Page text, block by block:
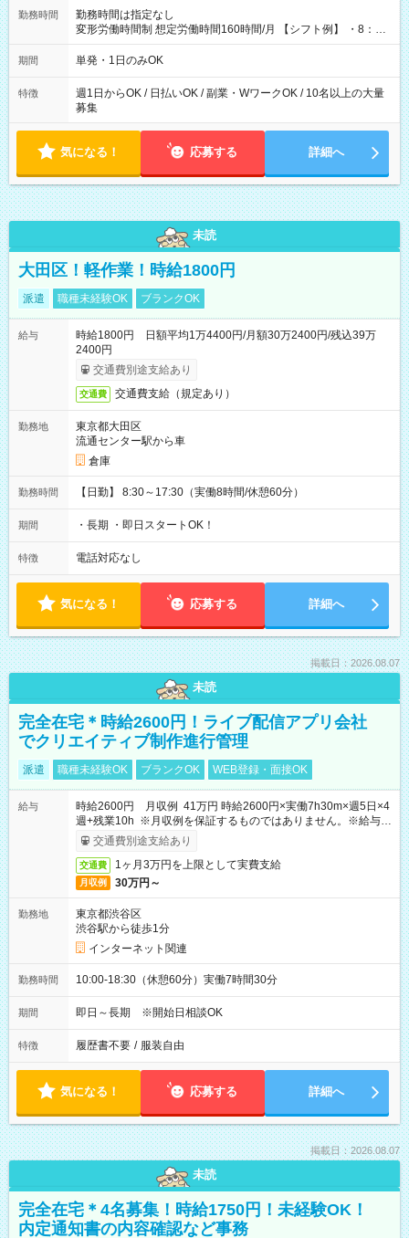
勤務時間
勤務時間は指定なし
変形労働時間制 想定労働時間160時間/月 【シフト例】 ・8：00
～21：00
期間 単発・1日のみOK
特徴
週1日からOK / 日払いOK / 副業・WワークOK / 10名以上の大量
募集
気になる！ 応募する 詳細へ
未読
大田区！軽作業！時給1800円
派遣 職種未経験OK ブランクOK
給与
時給1800円 日額平均1万4400円/月額30万2400円/残込39万
2400円
交通費別途支給あり
交通費 交通費支給（規定あり）
勤務地
東京都大田区
流通センター駅から車
倉庫
勤務時間 【日勤】 8:30～17:30（実働8時間/休憩60分）
期間 ・長期 ・即日スタートOK！
特徴 電話対応なし
気になる！ 応募する 詳細へ
掲載日：2026.08.07
未読
完全在宅＊時給2600円！ライブ配信アプリ会社
でクリエイティブ制作進行管理
派遣 職種未経験OK ブランクOK WEB登録・面接OK
給与
時給2600円 月収例 41万円 時給2600円×実働7h30m×週5日×4
週+残業10h ※月収例を保証するものではありません。※給与即
受取りサービス利用可（利用条件有）
交通費別途支給あり
交通費 1ヶ月3万円を上限として実費支給
月収例 30万円～
勤務地
東京都渋谷区
渋谷駅から徒歩1分
インターネット関連
勤務時間 10:00-18:30（休憩60分）実働7時間30分
期間 即日～長期 ※開始日相談OK
特徴 履歴書不要 / 服装自由
気になる！ 応募する 詳細へ
掲載日：2026.08.07
未読
完全在宅＊4名募集！時給1750円！未経験OK！
内定通知書の内容確認など事務